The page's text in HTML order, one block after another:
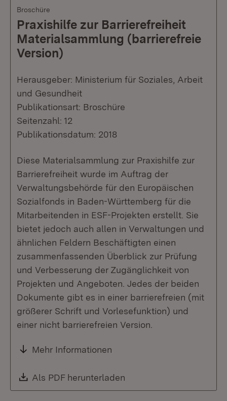
Broschüre
Praxishilfe zur Barrierefreiheit
Materialsammlung (barrierefreie
Version)
Herausgeber: Ministerium für Soziales, Arbeit
und Gesundheit
Publikationsart: Broschüre
Seitenzahl: 12
Publikationsdatum: 2018
Diese Materialsammlung zur Praxishilfe zur
Barrierefreiheit wurde im Auftrag der
Verwaltungsbehörde für den Europäischen
Sozialfonds in Baden-Württemberg für die
Mitarbeitenden in ESF-Projekten erstellt. Sie
bietet jedoch auch allen in Verwaltungen und
ähnlichen Feldern Beschäftigten einen
zusammenfassenden Überblick zur Prüfung
und Verbesserung der Zugänglichkeit von
Projekten und Angeboten. Jedes der beiden
Dokumente gibt es in einer barrierefreien (mit
größerer Schrift und Vorlesefunktion) und
einer nicht barrierefreien Version.
Mehr Informationen
Download:
Als PDF herunterladen